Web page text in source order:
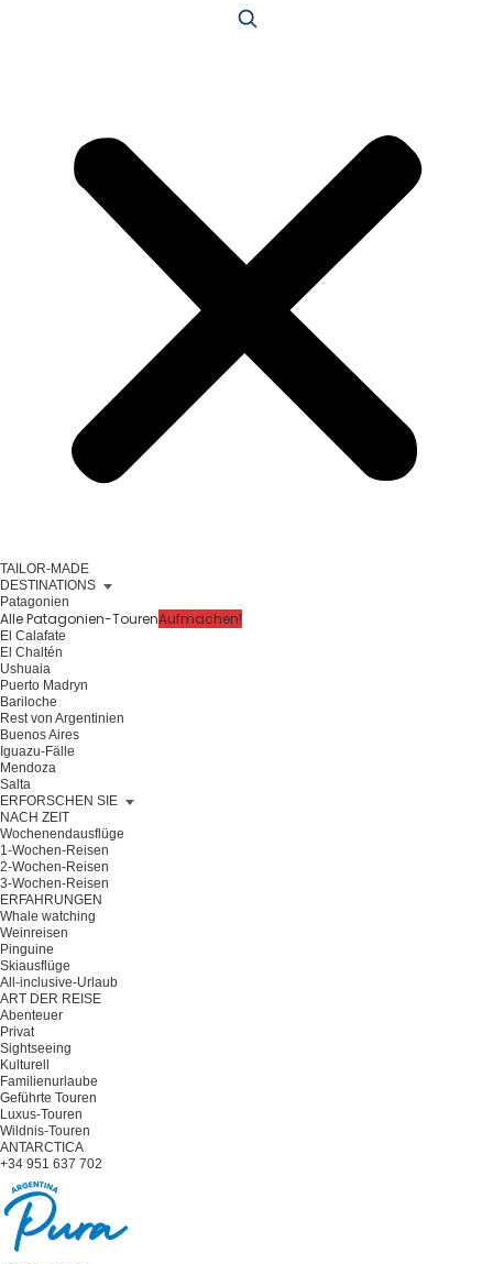
TAILOR-MADE
DESTINATIONS
Patagonien
Alle Patagonien-TourenAufmachen!
El Calafate
El Chaltén
Ushuaia
Puerto Madryn
Bariloche
Rest von Argentinien
Buenos Aires
Iguazu-Fälle
Mendoza
Salta
ERFORSCHEN SIE
NACH ZEIT
Wochenendausflüge
1-Wochen-Reisen
2-Wochen-Reisen
3-Wochen-Reisen
ERFAHRUNGEN
Whale watching
Weinreisen
Pinguine
Skiausflüge
All-inclusive-Urlaub
ART DER REISE
Abenteuer
Privat
Sightseeing
Kulturell
Familienurlaube
Geführte Touren
Luxus-Touren
Wildnis-Touren
ANTARCTICA
+34 951 637 702